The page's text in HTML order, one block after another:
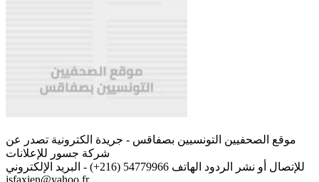
موقع الصحفيين التونسيين بصفاقس - جريدة الكترونية تصدر عن
شركة جسور للإعلانات
للإتصال أو نشر الردود الهاتف 54779966 (216+) - البريد الإلكتروني